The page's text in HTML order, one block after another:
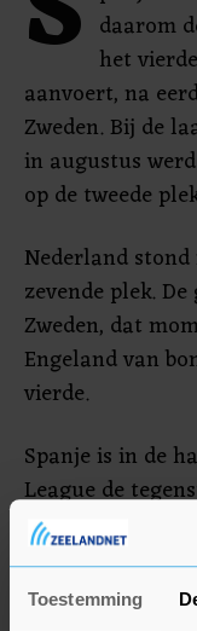
Toestemming
daarom
het
aanvoert, na
Zweden. Bij de
in augustus
op de tweede
Nederland
zevende plek.
Zweden, dat
Engeland van
vierde.
Spanje is in de
League de
deze week